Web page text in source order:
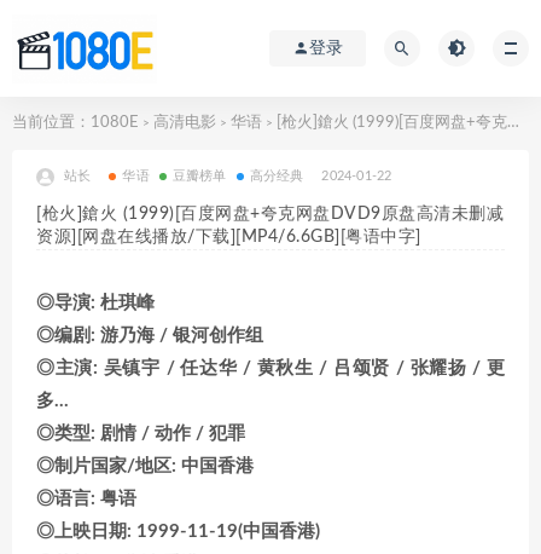
登录
当前位置： 1080E > 高清电影 > 华语 > [枪火]鎗火 (1999)[百度网盘+夸克网盘DVD9原盘高清未删减资源][网盘在线播放/下载][MP4/6.6GB][粤语中字]
站长 华语 豆瓣榜单 高分经典 2024-01-22
[枪火]鎗火 (1999)[百度网盘+夸克网盘DVD9原盘高清未删减
资源][网盘在线播放/下载][MP4/6.6GB][粤语中字]
◎导演: 杜琪峰
◎编剧: 游乃海 / 银河创作组
◎主演: 吴镇宇 / 任达华 / 黄秋生 / 吕颂贤 / 张耀扬 / 更
多…
◎类型: 剧情 / 动作 / 犯罪
◎制片国家/地区: 中国香港
◎语言: 粤语
◎上映日期: 1999-11-19(中国香港)